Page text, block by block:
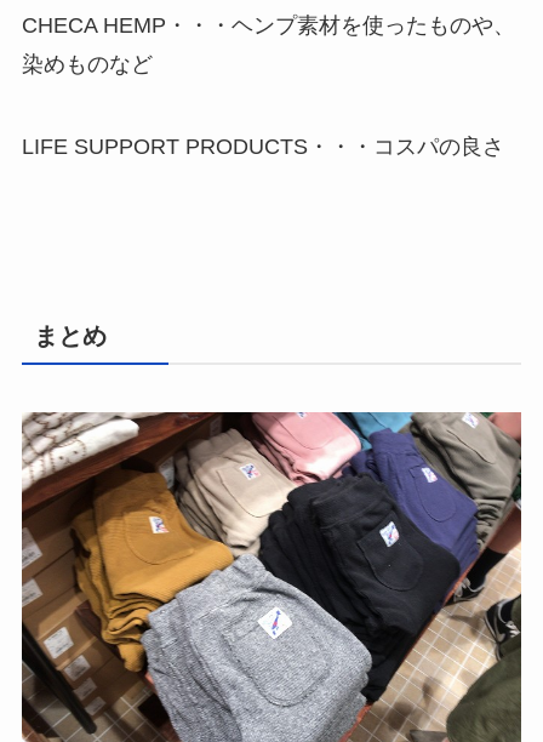
CHECA HEMP・・・ヘンプ素材を使ったものや、
染めものなど
LIFE SUPPORT PRODUCTS・・・コスパの良さ
まとめ